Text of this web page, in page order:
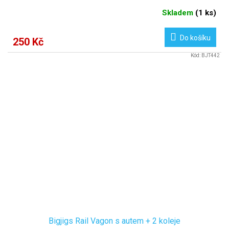
Skladem (1 ks)
250 Kč Do košíku
Bigjigs Rail Vagon s autem + 2 koleje
Kód: BJT442